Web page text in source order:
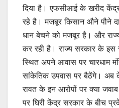
दिया है। एफसीआई के खरीद
रहे है। मजबूर किसान औने पौने
धान बेचने को मजबूर है। और
कर रही है। राज्य सरकार के इस
स्थित अपने आवास पर चारधाम
सांकेतिक उपवास पर बैठेंगे। अब
रावत के इन आरोपों पर क्या
पर घिरी केंद्र सरकार के बीच